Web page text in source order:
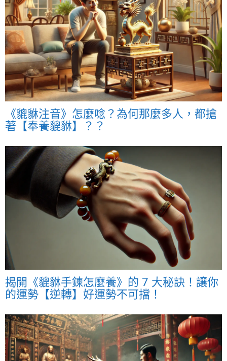
《貔貅注音》怎麼唸？為何那麼多人，都搶
著【奉養貔貅】？？
揭開《貔貅手鍊怎麼養》的 7 大秘訣！讓你
的運勢【逆轉】好運勢不可擋！